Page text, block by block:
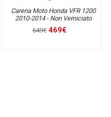
Carena Moto Honda VFR 1200
2010-2014 - Non Verniciato
649€ 469€